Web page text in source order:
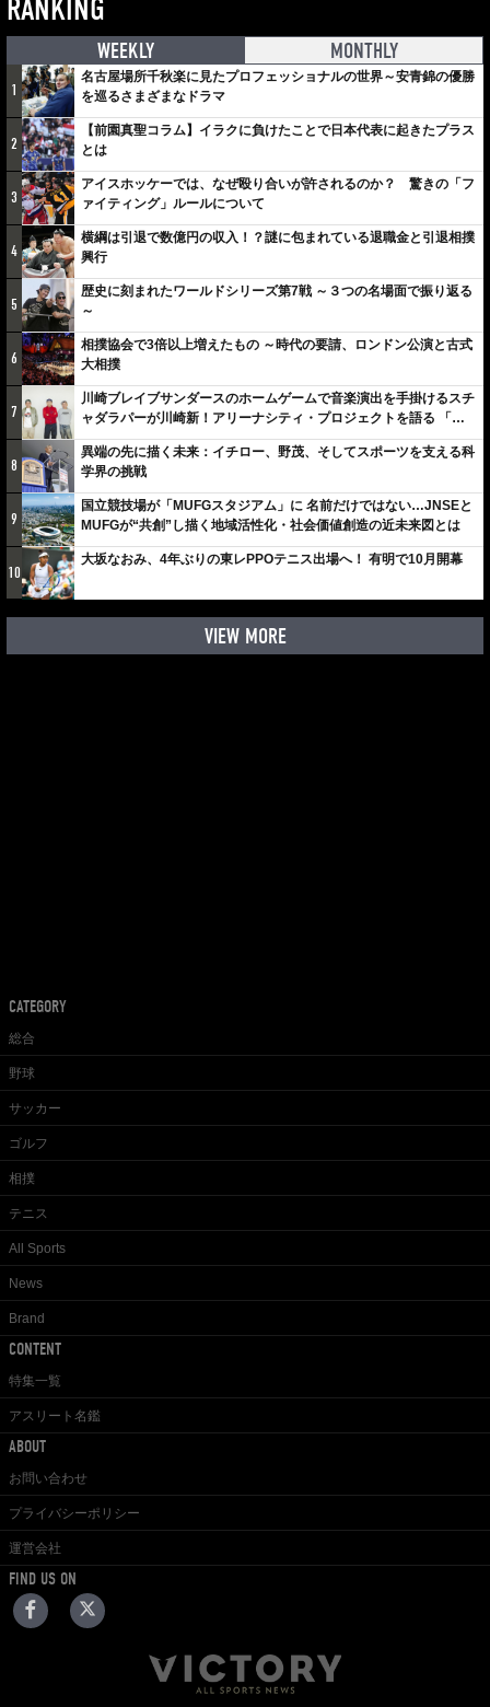
RANKING
WEEKLY MONTHLY
1
名古屋場所千秋楽に見たプロフェッショナルの世界～安青錦の優勝
を巡るさまざまなドラマ
2
【前園真聖コラム】イラクに負けたことで日本代表に起きたプラス
とは
3
アイスホッケーでは、なぜ殴り合いが許されるのか？ 驚きの「フ
ァイティング」ルールについて
4
横綱は引退で数億円の収入！？謎に包まれている退職金と引退相撲
興行
5
歴史に刻まれたワールドシリーズ第7戦 ～３つの名場面で振り返る
～
6
相撲協会で3倍以上増えたもの ～時代の要請、ロンドン公演と古式
大相撲
7
川崎ブレイブサンダースのホームゲームで音楽演出を手掛けるスチ
ャダラパーが川崎新！アリーナシティ・プロジェクトを語る 「楽
しみでしかないでしょ。川崎は、ずっと成長曲線だから」
8
異端の先に描く未来：イチロー、野茂、そしてスポーツを支える科
学界の挑戦
9
国立競技場が「MUFGスタジアム」に 名前だけではない…JNSEと
MUFGが“共創”し描く地域活性化・社会価値創造の近未来図とは
10
大坂なおみ、4年ぶりの東レPPOテニス出場へ！ 有明で10月開幕
VIEW MORE
CATEGORY
総合
野球
サッカー
ゴルフ
相撲
テニス
All Sports
News
Brand
CONTENT
特集一覧
アスリート名鑑
ABOUT
お問い合わせ
プライバシーポリシー
運営会社
FIND US ON